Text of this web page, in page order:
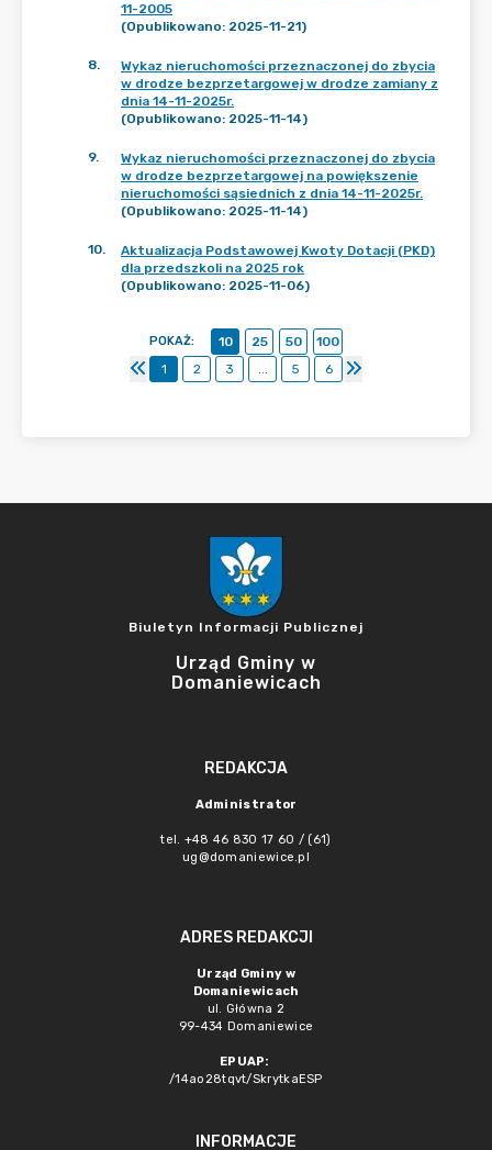
11-2005
(Opublikowano: 2025-11-21)
8.
Wykaz nieruchomości przeznaczonej do zbycia
w drodze bezprzetargowej w drodze zamiany z
dnia 14-11-2025r.
(Opublikowano: 2025-11-14)
9.
Wykaz nieruchomości przeznaczonej do zbycia
w drodze bezprzetargowej na powiększenie
nieruchomości sąsiednich z dnia 14-11-2025r.
(Opublikowano: 2025-11-14)
10.
Aktualizacja Podstawowej Kwoty Dotacji (PKD)
dla przedszkoli na 2025 rok
(Opublikowano: 2025-11-06)
POKAŻ: 10 25 50
100
1
2 3 ... 5 6
Biuletyn Informacji Publicznej
Urząd Gminy w
Domaniewicach
REDAKCJA
Administrator
tel. +48 46 830 17 60 / (61)
ug@domaniewice.pl
ADRES REDAKCJI
Urząd Gminy w
Domaniewicach
ul. Główna 2
99-434 Domaniewice
EPUAP:
/14ao28tqvt/SkrytkaESP
INFORMACJE